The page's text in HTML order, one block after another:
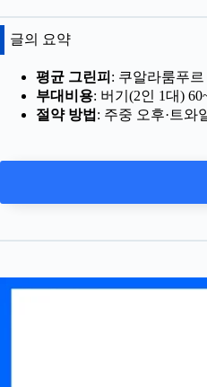
글의 요약
평균 그린피 : 쿠알라룸푸르
부대비용: 버기(2인 1대)
절약 방법 : 주중 오후·트와